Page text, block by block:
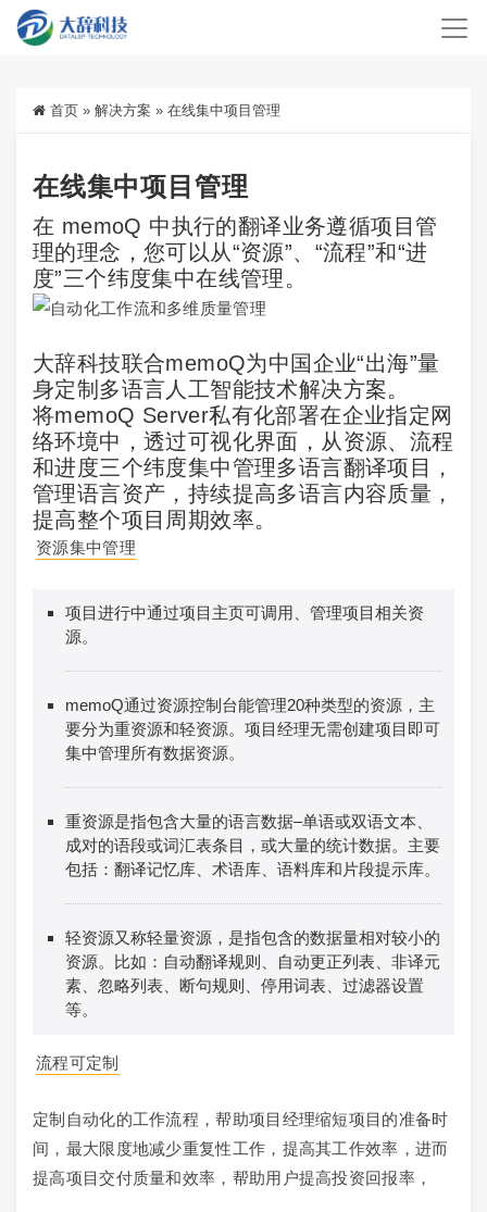
首页 » 解决方案 » 在线集中项目管理
在线集中项目管理
在 memoQ 中执行的翻译业务遵循项目管
理的理念，您可以从“资源”、“流程”和“进
度”三个纬度集中在线管理。
大辞科技联合memoQ为中国企业“出海”量
身定制多语言人工智能技术解决方案。
将memoQ Server私有化部署在企业指定网
络环境中，透过可视化界面，从资源、流程
和进度三个纬度集中管理多语言翻译项目，
管理语言资产，持续提高多语言内容质量，
提高整个项目周期效率。
资源集中管理
项目进行中通过项目主页可调用、管理项目相关资
源。
memoQ通过资源控制台能管理20种类型的资源，主
要分为重资源和轻资源。项目经理无需创建项目即可
集中管理所有数据资源。
重资源是指包含大量的语言数据–单语或双语文本、
成对的语段或词汇表条目，或大量的统计数据。主要
包括：翻译记忆库、术语库、语料库和片段提示库。
轻资源又称轻量资源，是指包含的数据量相对较小的
资源。比如：自动翻译规则、自动更正列表、非译元
素、忽略列表、断句规则、停用词表、过滤器设置
等。
流程可定制
定制自动化的工作流程，帮助项目经理缩短项目的准备时
间，最大限度地减少重复性工作，提高其工作效率，进而
提高项目交付质量和效率，帮助用户提高投资回报率，